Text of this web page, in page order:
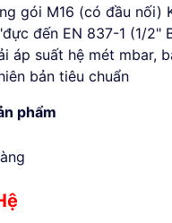
gói M16 (có đầu nối)
đến EN 837-1 (1/2"
áp suất hệ mét mbar,
bản tiêu chuẩn
phẩm